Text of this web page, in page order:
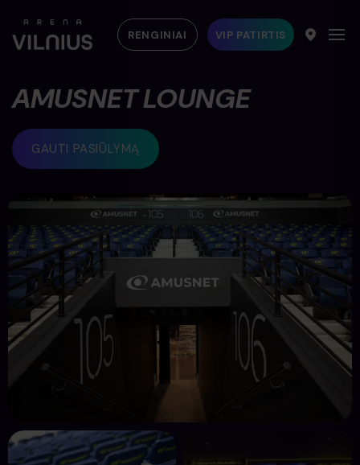
RENGINIAI VIP PATIRTIS
AMUSNET LOUNGE
GAUTI PASIŪLYMĄ